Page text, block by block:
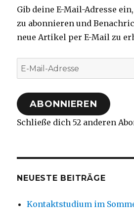
Gib deine E-Mail-Adresse
zu abonnieren und
neue Artikel per E-Mail zu
E-
Mail-
Adresse
ABONNIEREN
Schließe dich 52 anderen
NEUESTE BEITRÄGE
Kontaktstudium im